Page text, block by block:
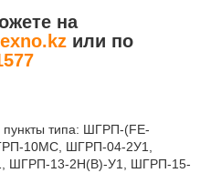
на
или по
типа: ШГРП-(FE-
10МС, ШГРП-04-2У1,
ШГРП-13-2Н(В)-У1, ШГРП-15-